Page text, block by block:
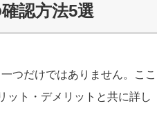
認方法5選
つだけではありません。ここ
ット・デメリットと共に詳し